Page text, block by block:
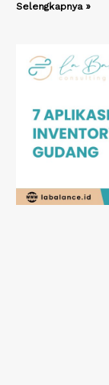
Selengkapnya »